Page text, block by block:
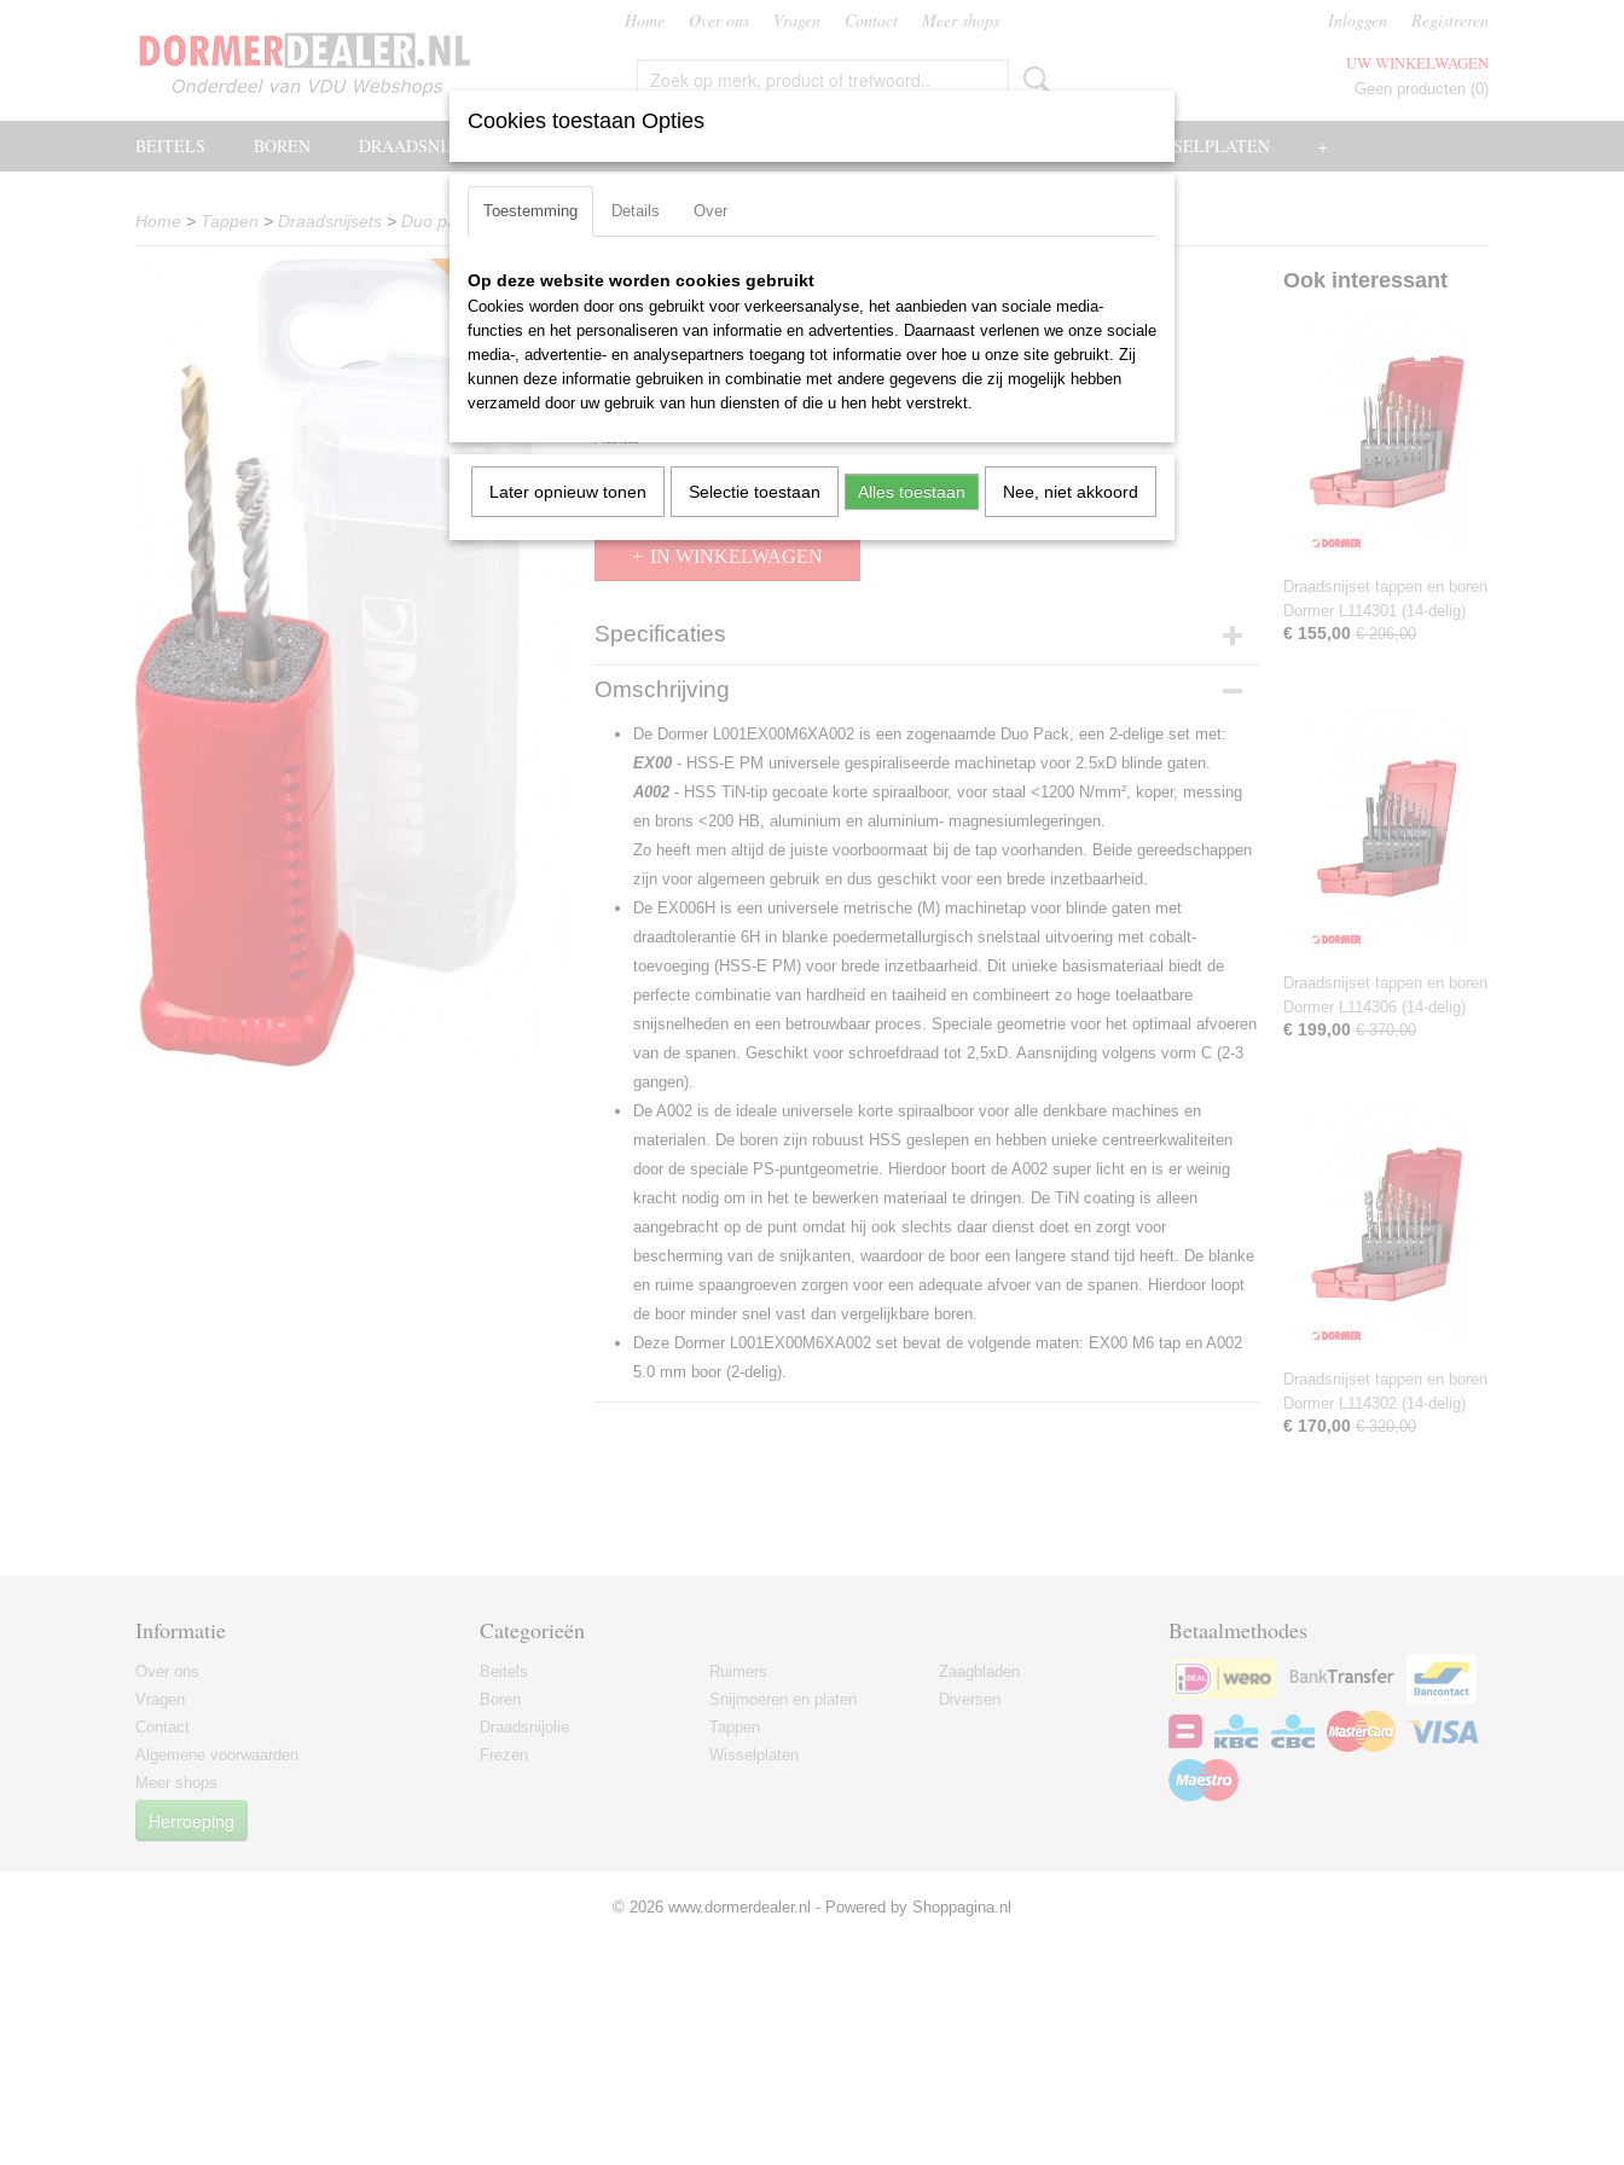
Home Over ons Vragen Contact Meer shops Inloggen Registreren
UW WINKELWAGEN
Geen producten (0)
BEITELS BOREN DRAADSNIJOLIE WISSELPLATEN +
Home > Tappen > Draadsnijsets > Duo pack Dormer L001EX00M6XA002
Laagste prijsgarantie Duo pack Dormer
L001EX00M6XA002
€ 35,30 € 20,50 (exclusief btw 21%)
Aantal
IN WINKELWAGEN
Specificaties
Productcode
EAN code
Productcode leverancier
L001EX00M6XA002
Omschrijving
De Dormer L001EX00M6XA002 is een zogenaamde Duo Pack, een 2-delige set met:
EX00 - HSS-E PM universele gespiraliseerde machinetap voor 2.5xD blinde gaten.
A002 - HSS TiN-tip gecoate korte spiraalboor, voor staal <1200 N/mm², koper, messing
en brons <200 HB, aluminium en aluminium- magnesiumlegeringen.
Zo heeft men altijd de juiste voorboormaat bij de tap voorhanden. Beide gereedschappen
zijn voor algemeen gebruik en dus geschikt voor een brede inzetbaarheid.
De EX006H is een universele metrische (M) machinetap voor blinde gaten met
draadtolerantie 6H in blanke poedermetallurgisch snelstaal uitvoering met cobalt-
toevoeging (HSS-E PM) voor brede inzetbaarheid. Dit unieke basismateriaal biedt de
perfecte combinatie van hardheid en taaiheid en combineert zo hoge toelaatbare
snijsnelheden en een betrouwbaar proces. Speciale geometrie voor het optimaal afvoeren
van de spanen. Geschikt voor schroefdraad tot 2,5xD. Aansnijding volgens vorm C (2-3
gangen).
De A002 is de ideale universele korte spiraalboor voor alle denkbare machines en
materialen. De boren zijn robuust HSS geslepen en hebben unieke centreerkwaliteiten
door de speciale PS-puntgeometrie. Hierdoor boort de A002 super licht en is er weinig
kracht nodig om in het te bewerken materiaal te dringen. De TiN coating is alleen
aangebracht op de punt omdat hij ook slechts daar dienst doet en zorgt voor
bescherming van de snijkanten, waardoor de boor een langere stand tijd heeft. De blanke
en ruime spaangroeven zorgen voor een adequate afvoer van de spanen. Hierdoor loopt
de boor minder snel vast dan vergelijkbare boren.
Deze Dormer L001EX00M6XA002 set bevat de volgende maten: EX00 M6 tap en A002
5.0 mm boor (2-delig).
Ook interessant
Draadsnijset tappen en boren
Dormer L114301 (14-delig)
€ 155,00 € 296,00
Draadsnijset tappen en boren
Dormer L114306 (14-delig)
€ 199,00 € 370,00
Draadsnijset tappen en boren
Dormer L114302 (14-delig)
€ 170,00 € 320,00
Informatie
Over ons
Vragen
Contact
Algemene voorwaarden
Meer shops
Herroeping
Categorieën
Beitels
Boren
Draadsnijolie
Frezen
Ruimers
Snijmoeren en platen
Tappen
Wisselplaten
Zaagbladen
Diversen
Betaalmethodes
© 2026 www.dormerdealer.nl - Powered by Shoppagina.nl
Cookies toestaan Opties
Toestemming Details Over
Op deze website worden cookies gebruikt
Cookies worden door ons gebruikt voor verkeersanalyse, het aanbieden van sociale media-
functies en het personaliseren van informatie en advertenties. Daarnaast verlenen we onze sociale
media-, advertentie- en analysepartners toegang tot informatie over hoe u onze site gebruikt. Zij
kunnen deze informatie gebruiken in combinatie met andere gegevens die zij mogelijk hebben
verzameld door uw gebruik van hun diensten of die u hen hebt verstrekt.
Later opnieuw tonen Selectie toestaan Alles toestaan Nee, niet akkoord